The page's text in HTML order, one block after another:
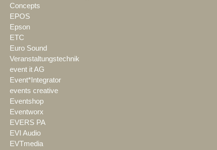
Concepts
EPOS
Epson
ETC
Euro Sound
Veranstaltungstechnik
event it AG
Event*Integrator
events creative
Eventshop
Eventworx
EVERS PA
EVI Audio
EVTmedia